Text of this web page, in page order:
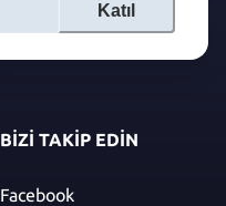
Katıl
BİZİ TAKİP EDİN
Facebook